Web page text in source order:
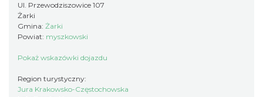
Ul. Przewodziszowice 107
Żarki
Gmina: Żarki
Powiat: myszkowski
Pokaż wskazówki dojazdu
Region turystyczny:
Jura Krakowsko-Częstochowska